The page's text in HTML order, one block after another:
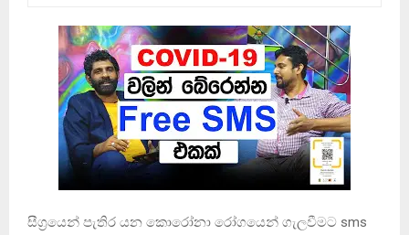
සීග්‍රයෙන් පැතිර යන කොරෝනා රෝගයෙන් ගැලවීමට sms